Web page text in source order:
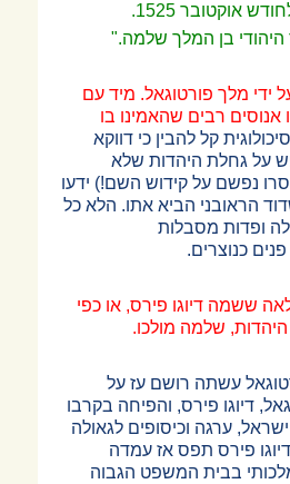
אוקטובר 1525.
היהודי בן המלך שלמה."
ידי מלך פורטוגאל. מיד עם
אנוסים רבים שהאמינו בו
קל להבין כי דווקא
על גחלת היהדות שלא
נפשם על קידוש השם!) ידעו
הראובני הביא אתו. הלא כל
ופדות מסבלות
כנוצרים.
ששמה דיוגו פירס, או כפי
שלמה מולכו.
עשתה רושם עז על
דיוגו פירס, והפיחה בקרבו
ערגה וכיסופים לגאולה
פירס תפס אז עמדה
בבית המשפט הגבוה